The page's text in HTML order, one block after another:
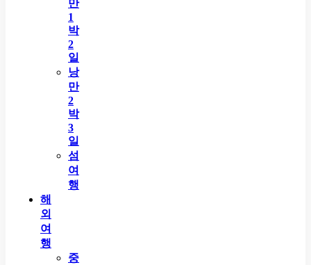
만
1
박
2
일
낭
만
2
박
3
일
섬
여
행
해
외
여
행
중